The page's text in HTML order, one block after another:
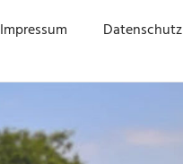
Impressum Datenschutz